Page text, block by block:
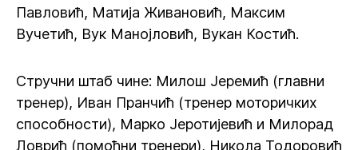
Павловић, Матија Живановић, Максим
Вучетић, Вук Манојловић, Вукан Костић.
Стручни штаб чине: Милош Јеремић (главни
тренер), Иван Пранчић (тренер моторичких
способности), Марко Јеротијевић и Милорад
Ловрић (помоћни тренери), Никола Тодоровић